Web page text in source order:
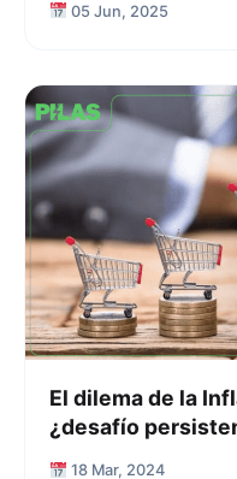
05 Jun, 2025
El dilema de la
¿desafío
18 Mar, 2024